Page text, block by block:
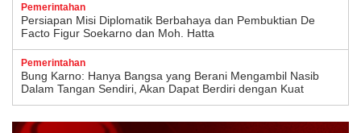
Pemerintahan
Persiapan Misi Diplomatik Berbahaya dan Pembuktian De
Facto Figur Soekarno dan Moh. Hatta
Pemerintahan
Bung Karno: Hanya Bangsa yang Berani Mengambil Nasib
Dalam Tangan Sendiri, Akan Dapat Berdiri dengan Kuat